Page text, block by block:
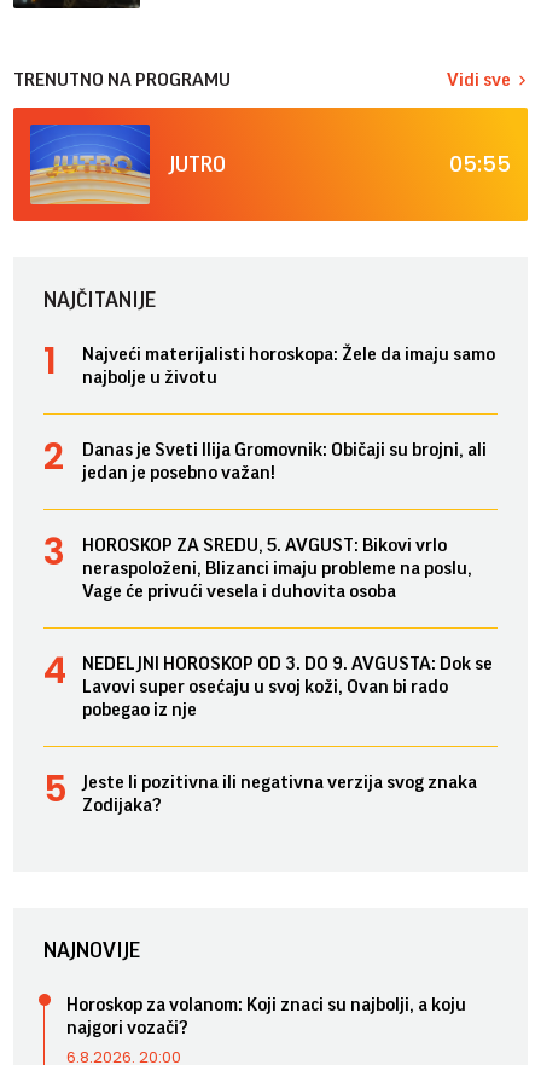
TRENUTNO NA PROGRAMU Vidi sve
JUTRO 05:55
NAJČITANIJE
Najveći materijalisti horoskopa: Žele da imaju samo
najbolje u životu
Danas je Sveti Ilija Gromovnik: Običaji su brojni, ali
jedan je posebno važan!
HOROSKOP ZA SREDU, 5. AVGUST: Bikovi vrlo
neraspoloženi, Blizanci imaju probleme na poslu,
Vage će privući vesela i duhovita osoba
NEDELJNI HOROSKOP OD 3. DO 9. AVGUSTA: Dok se
Lavovi super osećaju u svoj koži, Ovan bi rado
pobegao iz nje
Jeste li pozitivna ili negativna verzija svog znaka
Zodijaka?
NAJNOVIJE
Horoskop za volanom: Koji znaci su najbolji, a koju
najgori vozači?
6.8.2026. 20:00